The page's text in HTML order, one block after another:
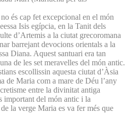
és cap fet excepcional en el món
Isis egípcia, en la Tanit dels
d’Artemis a la ciutat grecoromana
barrejant devocions orientals a la
Diana. Aquest santuari era tan
de les set meravelles del món antic.
escollissin aquesta ciutat d’Àsia
de Maria com a mare de Déu l’any
entre la divinitat antiga
important del món antic i la
la verge Maria es va fer més que